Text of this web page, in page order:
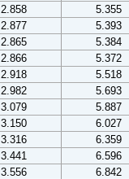
2.858
5.355
2.877
5.393
2.865
5.384
2.866
5.372
2.918
5.518
2.982
5.693
3.079
5.887
3.150
6.027
3.316
6.359
3.441
6.596
3.556
6.842